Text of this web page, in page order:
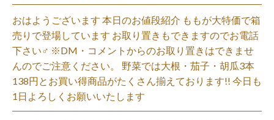
おはようございます 本日のお値段紹介 ももが大特価で箱
売りで登場しています お取り置きもできますのでお電話
下さい‍♂️ ※DM・コメントからのお取り置きはできませ
んのでご注意ください。 野菜では大根・茄子・胡瓜3本
138円とお買い得商品がたくさん揃えております!! 今日も
1日よろしくお願いいたします